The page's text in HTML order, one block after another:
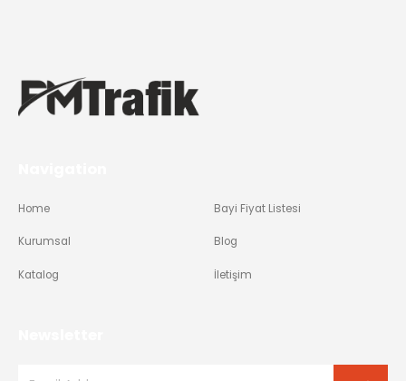
Home
Kurumsal
Katalog
Bayi Fiyat Listesi
Blog
İletişim